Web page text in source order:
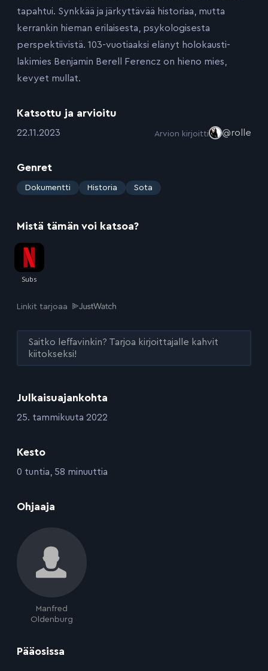
Julkaisuajankohta
:25. tammikuuta 2022
Kesto
:0 tuntia, 58 minuuttia
Ohjaaja
Manfred
Oldenburg
Pääosissa
tapahtui. Synkkää ja järkyttävää historiaa, mutta
kerrankin hieman erilaisesta, psykologisesta
perspektiivistä. 103-vuotiaaksi elänyt holokausti-
lakimies Benjamin Berell Ferencz on hieno mies,
kevyet mullat.
Katsottu ja arvioitu
:22.11.2023 Arvion kirjoitti @rolle
Genret
: Dokumentti Historia Sota
Mistä tämän voi katsoa?
Linkit tarjoaa
Saitko leffavinkin? Tarjoa kirjoittajalle kahvit
kiitokseksi!